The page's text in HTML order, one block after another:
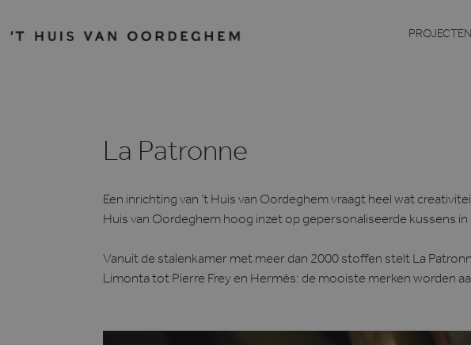
PROJECTEN
La Patronne
Een inrichting van ’t Huis van Oordeghem vraagt heel wat
Huis van Oordeghem hoog inzet op gepersonaliseerde kussens
Vanuit de stalenkamer met meer dan 2000 stoffen stelt La
Limonta tot Pierre Frey en Hermès: de mooiste merken worden